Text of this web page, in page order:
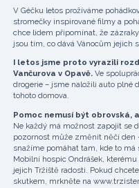
V Géčku letos prožíváme
stromečky inspirované filmy a
chce lidem připomínat, že
jsou tím, co dává Vánocům jejich
I letos jsme proto vyrazili
Vančurova v Opavě.Ve
drogerie – jsme naložili auto plné
tohoto domova.
Pomoc nemusí být obrovská,
Ne každý má možnost zapojit se
pozornost může změnit něčí den
snažíme pomáhat tam, kde to
Mobilní hospic Ondrášek,
jejich Tržiště radosti. Pokud
skutkem, mrkněte na